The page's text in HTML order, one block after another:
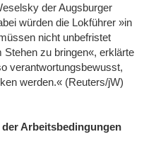
der Augsburger
würden die Lokführer »in
nicht unbefristet
zu bringen«, erklärte
verantwortungsbewusst,
werden.« (Reuters/jW)
der Arbeitsbedingungen